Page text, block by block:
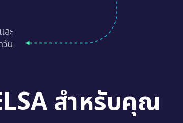
ละ
วัน
สำหรับคุณ